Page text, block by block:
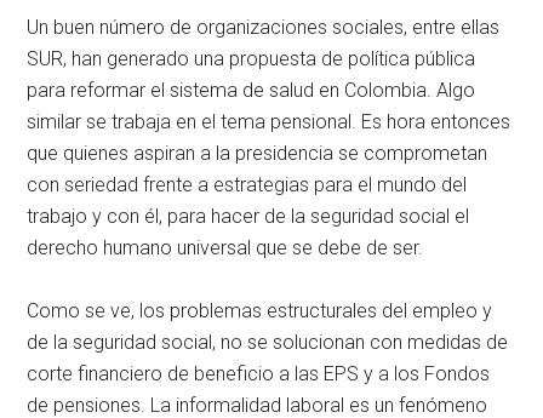
Un buen número de organizaciones sociales, entre ellas
SUR, han generado una propuesta de política pública
para reformar el sistema de salud en Colombia. Algo
similar se trabaja en el tema pensional. Es hora entonces
que quienes aspiran a la presidencia se comprometan
con seriedad frente a estrategias para el mundo del
trabajo y con él, para hacer de la seguridad social el
derecho humano universal que se debe de ser.
Como se ve, los problemas estructurales del empleo y
de la seguridad social, no se solucionan con medidas de
corte financiero de beneficio a las EPS y a los Fondos
de pensiones. La informalidad laboral es un fenómeno